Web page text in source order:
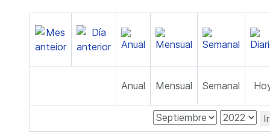
Anual Mensual Semanal